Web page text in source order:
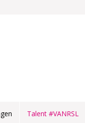
Talent #VANRSL